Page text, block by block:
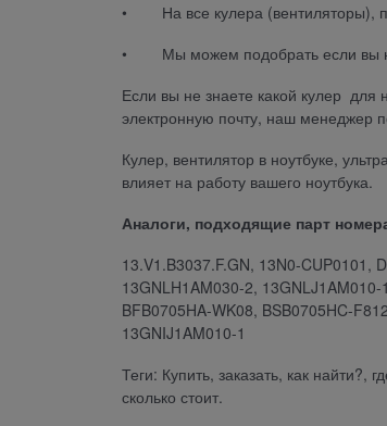
• На все кулера (вентиляторы),
• Мы можем подобрать если вы не
Если вы не знаете какой кулер
электронную почту, наш менеджер
Кулер, вентилятор в ноутбуке,
влияет на работу вашего ноутбука.
Аналоги, подходящие парт
13.V1.B3037.F.GN, 13N0-CUP0101,
13GNLH1AM030-2,
BFB0705HA-WK08, BSB0705HC-
13GNIJ1AM010-1
Теги: Купить, заказать, как найти?,
сколько стоит.